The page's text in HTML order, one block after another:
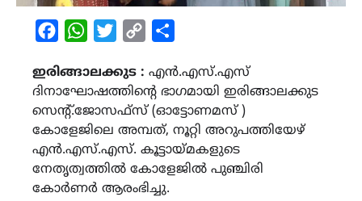
FacebookWhatsAppTwitterCopy
ഇരിങ്ങാലക്കുട : എൻ.എസ്.എസ്
ദിനാഘോഷത്തിൻ്റെ ഭാഗമായി ഇരിങ്ങാലക്കുട
സെൻ്റ്.ജോസഫ്സ് (ഓട്ടോണമസ് )
കോളേജിലെ അമ്പത്, നൂറ്റി അറുപത്തിയേഴ്
എൻ.എസ്.എസ്. കൂട്ടായ്മകളുടെ
നേതൃത്വത്തിൽ കോളേജിൽ പുഞ്ചിരി
കോർണർ ആരംഭിച്ചു.